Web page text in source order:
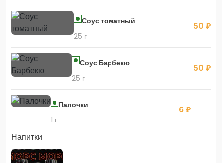
Соус томатный
25 г
50 ₽
Соус Барбекю
25 г
50 ₽
Палочки
1 г
6 ₽
Напитки